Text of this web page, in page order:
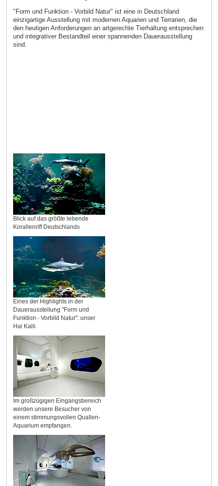
"Form und Funktion - Vorbild Natur" ist eine in Deutschland
einzigartige Ausstellung mit modernen Aquarien und Terrarien, die
den heutigen Anforderungen an artgerechte Tierhaltung entsprechen
und integrativer Bestandteil einer spannenden Dauerausstellung
sind.
Blick auf das größte lebende
Korallenriff Deutschlands
Eines der Highlights in der
Dauerausstellung "Form und
Funktion - Vorbild Natur": unser
Hai Kalli.
Im großzügigen Eingangsbereich
werden unsere Besucher von
einem stimmungsvollen Quallen-
Aquarium empfangen.